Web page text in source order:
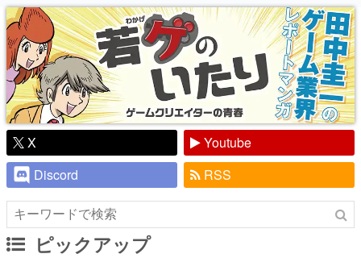
り】
X
Youtube
Discord
RSS
ピックアップ